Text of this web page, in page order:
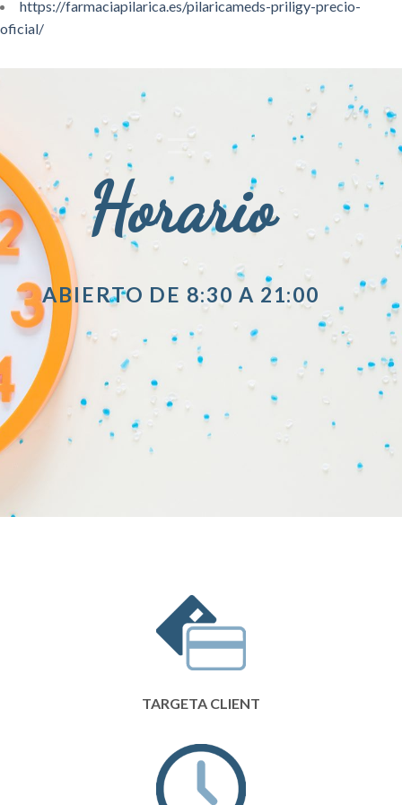
https://farmaciapilarica.es/pilaricameds-priligy-precio-
oficial/
Horario
ABIERTO DE 8:30 A 21:00
TARGETA CLIENT